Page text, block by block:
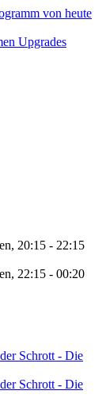
Upgrades
20:15 - 22:15
22:15 - 00:20
Schrott - Die
Schrott - Die